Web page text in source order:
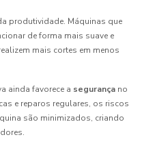
produtividade. Máquinas que
de forma mais suave e
mais cortes em menos
ainda favorece a segurança no
e reparos regulares, os riscos
são minimizados, criando